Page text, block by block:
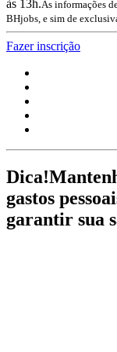
às 13h.As informações
BHjobs, e sim de
Fazer inscrição
Dica!
gastos
garantir sua